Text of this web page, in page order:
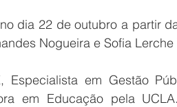
dia 22 de outubro a partir
Nogueira e Sofia Lerche
em Gestão
em Educação pela